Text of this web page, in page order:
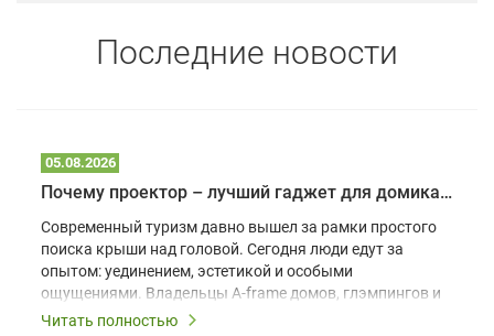
Последние новости
05.08.2026
Почему проектор – лучший гаджет для домика в глэмпинге
Современный туризм давно вышел за рамки простого
поиска крыши над головой. Сегодня люди едут за
опытом: уединением, эстетикой и особыми
ощущениями. Владельцы A-frame домов, глэмпингов и
шале понимают, что конкуренция растет, и
Читать полностью